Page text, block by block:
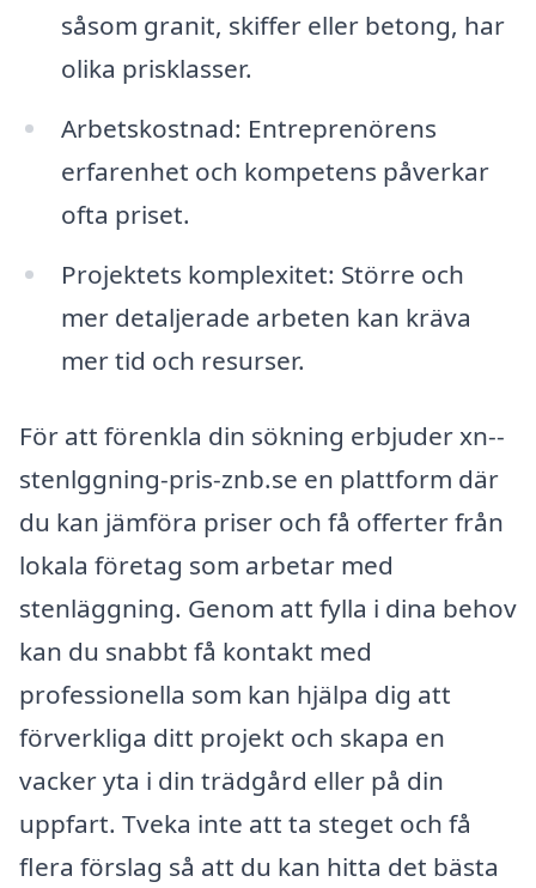
såsom granit, skiffer eller betong, har
olika prisklasser.
Arbetskostnad: Entreprenörens
erfarenhet och kompetens påverkar
ofta priset.
Projektets komplexitet: Större och
mer detaljerade arbeten kan kräva
mer tid och resurser.
För att förenkla din sökning erbjuder xn--
stenlggning-pris-znb.se en plattform där
du kan jämföra priser och få offerter från
lokala företag som arbetar med
stenläggning. Genom att fylla i dina behov
kan du snabbt få kontakt med
professionella som kan hjälpa dig att
förverkliga ditt projekt och skapa en
vacker yta i din trädgård eller på din
uppfart. Tveka inte att ta steget och få
flera förslag så att du kan hitta det bästa